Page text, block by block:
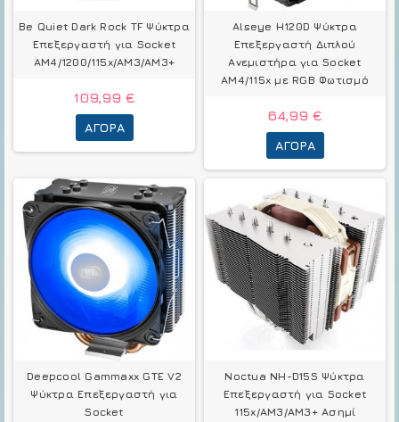
Be Quiet Dark Rock TF Ψύκτρα
Επεξεργαστή για Socket
AM4/1200/115x/AM3/AM3+
109,99 €
ΑΓΟΡΆ
Alseye H120D Ψύκτρα
Επεξεργαστή Διπλού
Ανεμιστήρα για Socket
AM4/115x με RGB Φωτισμό
64,99 €
ΑΓΟΡΆ
Deepcool Gammaxx GTE V2
Ψύκτρα Επεξεργαστή για
Socket
Noctua NH-D15S Ψύκτρα
Επεξεργαστή για Socket
115x/AM3/AM3+ Ασημί